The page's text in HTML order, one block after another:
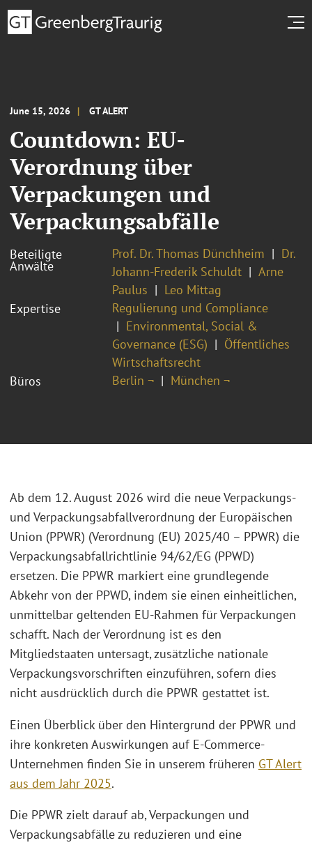
June 15, 2026 GT ALERT
Countdown: EU-
Verordnung über
Verpackungen und
Verpackungsabfälle
Beteiligte
Anwälte
Prof. Dr. Thomas Dünchheim
Dr.
Johann-Frederik Schuldt
Arne
Paulus
Leo Mittag
Expertise
Regulierung und Compliance
Environmental, Social &
Governance (ESG)
Öffentliches
Wirtschaftsrecht
Büros
Berlin ¬ München ¬
Ab dem 12. August 2026 wird die neue Verpackungs-
und Verpackungsabfallverordnung der Europäischen
Union (PPWR) (Verordnung (EU) 2025/40 – PPWR) die
Verpackungsabfallrichtlinie 94/62/EG (PPWD)
ersetzen. Die PPWR markiert eine grundlegende
Abkehr von der PPWD, indem sie einen einheitlichen,
unmittelbar geltenden EU-Rahmen für Verpackungen
schafft. Nach der Verordnung ist es den
Mitgliedstaaten untersagt, zusätzliche nationale
Verpackungsvorschriften einzuführen, sofern dies
nicht ausdrücklich durch die PPWR gestattet ist.
Einen Überblick über den Hintergrund der PPWR und
ihre konkreten Auswirkungen auf E-Commerce-
Unternehmen finden Sie in unserem früheren GT Alert
aus dem Jahr 2025.
Die PPWR zielt darauf ab, Verpackungen und
Verpackungsabfälle zu reduzieren und eine